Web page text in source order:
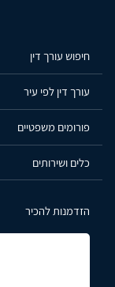
חיפוש עורך דין
עורך דין לפי עיר
פורומים משפטיים
כלים ושירותים
הזדמנות להכיר